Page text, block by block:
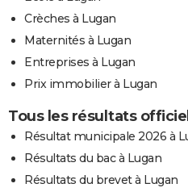
Crèches à Lugan
Maternités à Lugan
Entreprises à Lugan
Prix immobilier à Lugan
Tous les résultats
Résultat municipale 2026 à
Résultats du bac à Lugan
Résultats du brevet à Lugan